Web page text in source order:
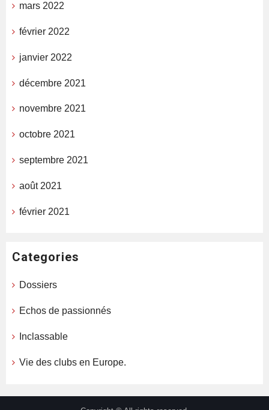
mars 2022
février 2022
janvier 2022
décembre 2021
novembre 2021
octobre 2021
septembre 2021
août 2021
février 2021
Categories
Dossiers
Echos de passionnés
Inclassable
Vie des clubs en Europe.